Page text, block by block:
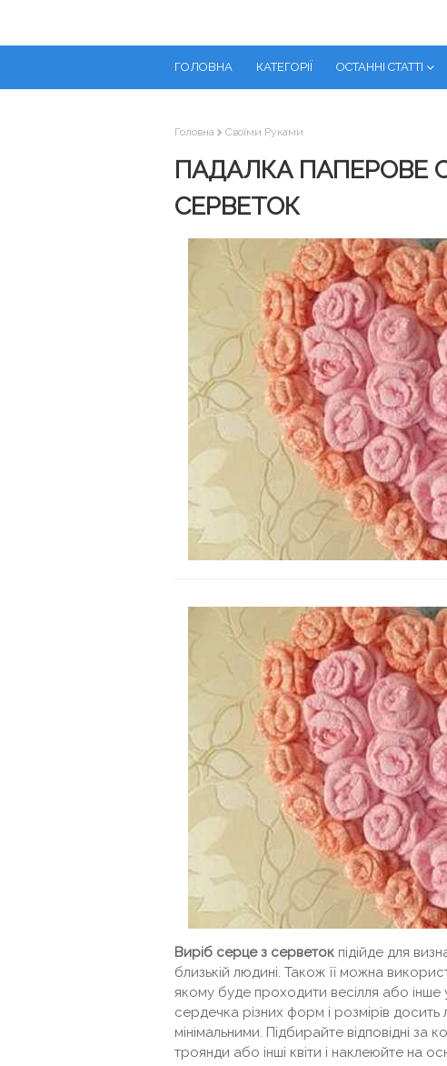
ГОЛОВНА КАТЕГОРІЇ ОСТАННІ СТАТТІ
Головна Своїми Руками
ПАДАЛКА ПАПЕРОВЕ
СЕРВЕТОК
Виріб серце з серветок підійде для
близькій людині. Також її можна
якому буде проходити весілля або
сердечка різних форм і розмірів
мінімальними. Підбирайте відповідні
троянди або інші квіти і наклеюйте на